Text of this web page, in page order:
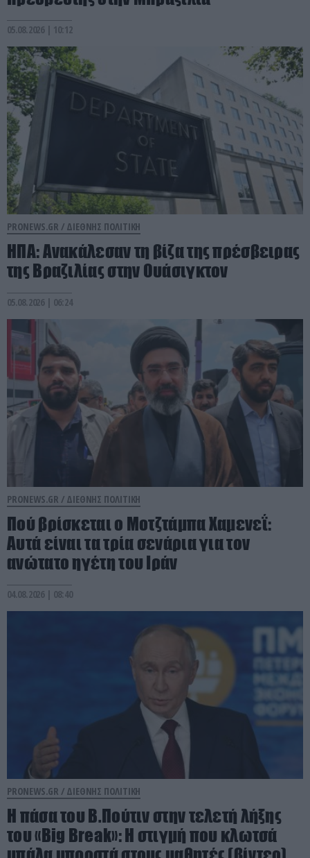
05.08.2026 | 10:12
PRONEWS.GR / ΔΙΕΘΝΗΣ ΠΟΛΙΤΙΚΗ
ΗΠΑ: Aνακάλεσαν τη βίζα της πρέσβειρας
της Βραζιλίας στην Ουάσιγκτον
05.08.2026 | 06:24
PRONEWS.GR / ΔΙΕΘΝΗΣ ΠΟΛΙΤΙΚΗ
Πού βρίσκεται ο Μοτζτάμπα Χαμενεΐ:
Aυτά είναι τα τρία σενάρια για τον
ανώτατο ηγέτη του Ιράν
04.08.2026 | 08:40
PRONEWS.GR / ΔΙΕΘΝΗΣ ΠΟΛΙΤΙΚΗ
Η πάσα του Β.Πούτιν στην τελετή λήξης
του «Big Break»: Η στιγμή που κλωτσά